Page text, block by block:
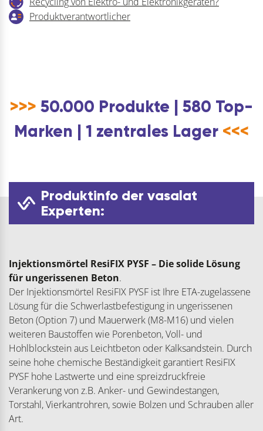
Produktverantwortlicher
>>> 50.000 Produkte | 580 Top-
Marken | 1 zentrales Lager <<<
Produktinfo der vasalat
Experten:
Injektionsmörtel ResiFIX PYSF – Die solide Lösung
für ungerissenen Beton.
Der Injektionsmörtel ResiFIX PYSF ist Ihre ETA-zugelassene
Lösung für die Schwerlastbefestigung in ungerissenen
Beton (Option 7) und Mauerwerk (M8-M16) und vielen
weiteren Baustoffen wie Porenbeton, Voll- und
Hohlblockstein aus Leichtbeton oder Kalksandstein. Durch
seine hohe chemische Beständigkeit garantiert ResiFIX
PYSF hohe Lastwerte und eine spreizdruckfreie
Verankerung von z.B. Anker- und Gewindestangen,
Torstahl, Vierkantrohren, sowie Bolzen und Schrauben aller
Art.